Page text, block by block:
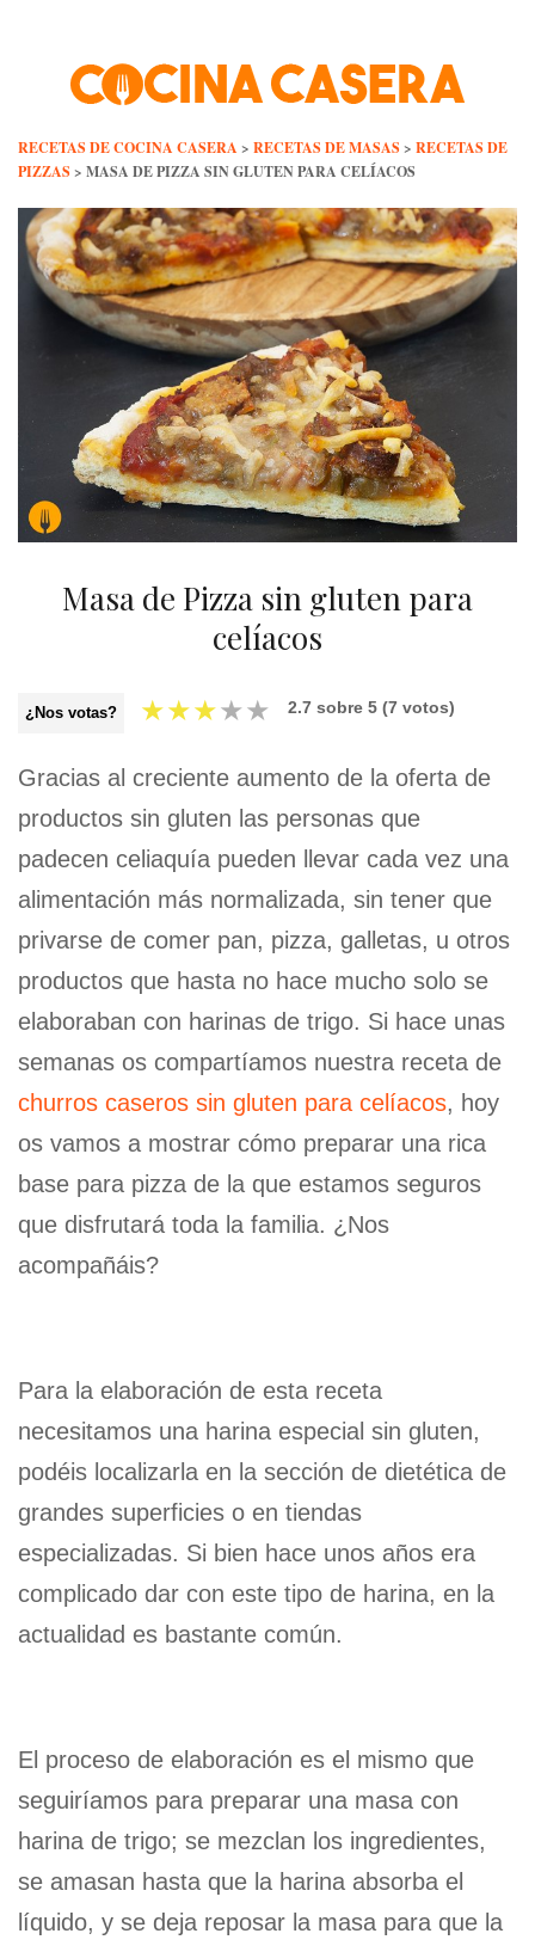
RECETAS DE COCINA CASERA > RECETAS DE MASAS > RECETAS DE
PIZZAS > MASA DE PIZZA SIN GLUTEN PARA CELÍACOS
Masa de Pizza sin gluten para
celíacos
¿Nos votas? ★★★★★ 2.7 sobre 5 (7 votos)
Gracias al creciente aumento de la oferta de
productos sin gluten las personas que
padecen celiaquía pueden llevar cada vez una
alimentación más normalizada, sin tener que
privarse de comer pan, pizza, galletas, u otros
productos que hasta no hace mucho solo se
elaboraban con harinas de trigo. Si hace unas
semanas os compartíamos nuestra receta de
churros caseros sin gluten para celíacos, hoy
os vamos a mostrar cómo preparar una rica
base para pizza de la que estamos seguros
que disfrutará toda la familia. ¿Nos
acompañáis?
Para la elaboración de esta receta
necesitamos una harina especial sin gluten,
podéis localizarla en la sección de dietética de
grandes superficies o en tiendas
especializadas. Si bien hace unos años era
complicado dar con este tipo de harina, en la
actualidad es bastante común.
El proceso de elaboración es el mismo que
seguiríamos para preparar una masa con
harina de trigo; se mezclan los ingredientes,
se amasan hasta que la harina absorba el
líquido, y se deja reposar la masa para que la